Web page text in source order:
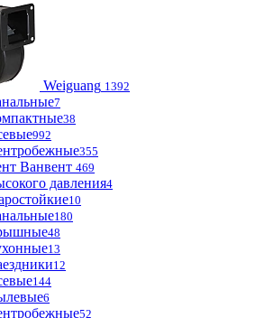
Weiguang 1392
7
38
992
355
Ванвент 469
давления4
10
180
48
13
12
144
6
52